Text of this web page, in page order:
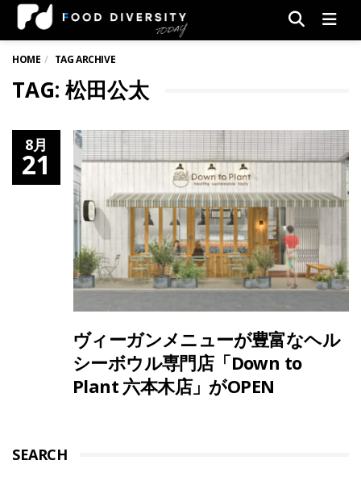
HOME TAG ARCHIVE
TAG: 松田公太
8月
21
ヴィーガンメニューが豊富なヘル
シーボウル専門店「Down to
Plant 六本木店」がOPEN
SEARCH